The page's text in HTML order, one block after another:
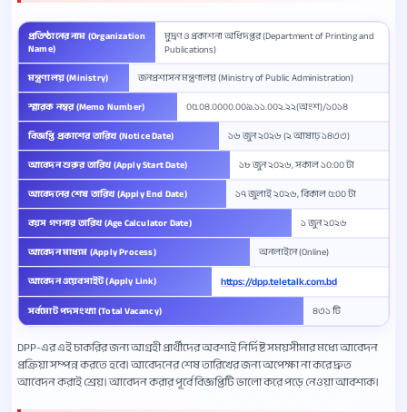
প্রতিষ্ঠানের নাম (Organization
Name)
মুদ্রণ ও প্রকাশনা অধিদপ্তর (Department of Printing and
Publications)
মন্ত্রণালয় (Ministry)
জনপ্রশাসন মন্ত্রণালয় (Ministry of Public Administration)
স্মারক নম্বর (Memo Number)
০৫.০৪.০০০০.০০৯.১১.০০২.২২(অংশ)/১০১৪
বিজ্ঞপ্তি প্রকাশের তারিখ (Notice Date)
১৬ জুন ২০২৬ (২ আষাঢ় ১৪৩৩)
আবেদন শুরুর তারিখ (Apply Start Date)
১৮ জুন ২০২৬, সকাল ১০:০০ টা
আবেদনের শেষ তারিখ (Apply End Date)
১৭ জুলাই ২০২৬, বিকাল ৫:০০ টা
বয়স গণনার তারিখ (Age Calculator Date)
১ জুন ২০২৬
আবেদন মাধ্যম (Apply Process)
অনলাইনে (Online)
আবেদন ওয়েবসাইট (Apply Link)
https://dpp.teletalk.com.bd
সর্বমোট পদসংখ্যা (Total Vacancy) ৪৩১ টি
DPP-এর এই চাকরির জন্য আগ্রহী প্রার্থীদের অবশ্যই নির্দিষ্ট সময়সীমার মধ্যে আবেদন
প্রক্রিয়া সম্পন্ন করতে হবে। আবেদনের শেষ তারিখের জন্য অপেক্ষা না করে দ্রুত
আবেদন করাই শ্রেয়। আবেদন করার পূর্বে বিজ্ঞপ্তিটি ভালো করে পড়ে নেওয়া আবশ্যক।